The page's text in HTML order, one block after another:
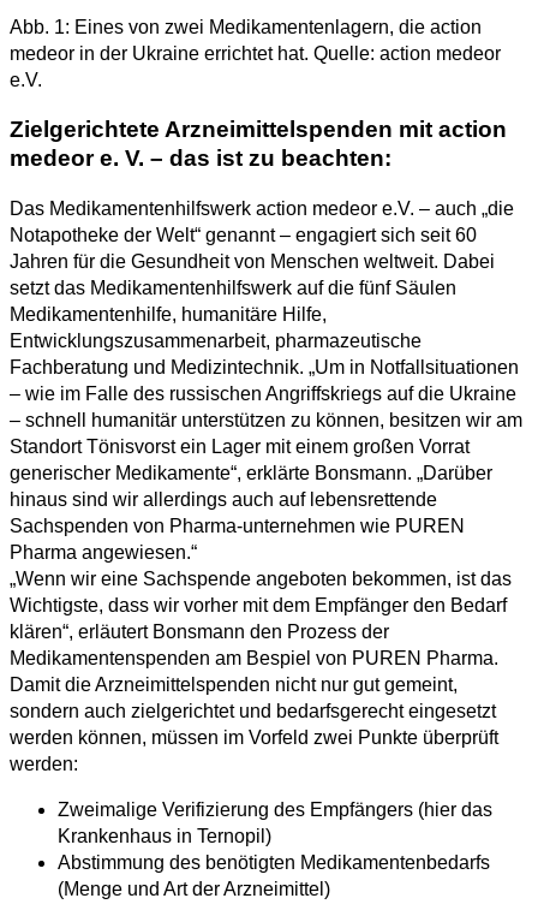
Abb. 1: Eines von zwei Medikamentenlagern, die action
medeor in der Ukraine errichtet hat. Quelle: action medeor
e.V.
Zielgerichtete Arzneimittelspenden mit action
medeor e. V. – das ist zu beachten:
Das Medikamentenhilfswerk action medeor e.V. – auch „die
Notapotheke der Welt“ genannt – engagiert sich seit 60
Jahren für die Gesundheit von Menschen weltweit. Dabei
setzt das Medikamentenhilfswerk auf die fünf Säulen
Medikamentenhilfe, humanitäre Hilfe,
Entwicklungszusammenarbeit, pharmazeutische
Fachberatung und Medizintechnik. „Um in Notfallsituationen
– wie im Falle des russischen Angriffskriegs auf die Ukraine
– schnell humanitär unterstützen zu können, besitzen wir am
Standort Tönisvorst ein Lager mit einem großen Vorrat
generischer Medikamente“, erklärte Bonsmann. „Darüber
hinaus sind wir allerdings auch auf lebensrettende
Sachspenden von Pharma-unternehmen wie PUREN
Pharma angewiesen.“
„Wenn wir eine Sachspende angeboten bekommen, ist das
Wichtigste, dass wir vorher mit dem Empfänger den Bedarf
klären“, erläutert Bonsmann den Prozess der
Medikamentenspenden am Bespiel von PUREN Pharma.
Damit die Arzneimittelspenden nicht nur gut gemeint,
sondern auch zielgerichtet und bedarfsgerecht eingesetzt
werden können, müssen im Vorfeld zwei Punkte überprüft
werden:
Zweimalige Verifizierung des Empfängers (hier das
Krankenhaus in Ternopil)
Abstimmung des benötigten Medikamentenbedarfs
(Menge und Art der Arzneimittel)